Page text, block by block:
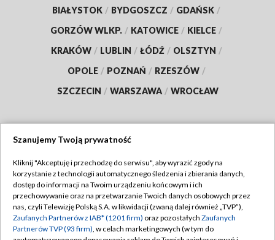
BIAŁYSTOK / BYDGOSZCZ / GDAŃSK /
GORZÓW WLKP. / KATOWICE / KIELCE /
KRAKÓW / LUBLIN / ŁÓDŹ / OLSZTYN /
OPOLE / POZNAŃ / RZESZÓW /
SZCZECIN / WARSZAWA / WROCŁAW
TVP
Abonament TVP
Emisja w TVP
Centrum informacji TVP
Regulamin TVP
Polityka prywatności
Szanujemy Twoją prywatność
Kliknij "Akceptuję i przechodzę do serwisu", aby wyrazić zgody na
korzystanie z technologii automatycznego śledzenia i zbierania danych,
dostęp do informacji na Twoim urządzeniu końcowym i ich
przechowywanie oraz na przetwarzanie Twoich danych osobowych przez
nas, czyli Telewizję Polską S.A. w likwidacji (zwaną dalej również „TVP”),
Zaufanych Partnerów z IAB* (1201 firm) oraz pozostałych Zaufanych
Partnerów TVP (93 firm), w celach marketingowych (w tym do